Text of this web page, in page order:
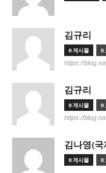
김규리
0 게시물 0
https://
김규리
0 게시물 0
https://
김나영(
0 게시물 0